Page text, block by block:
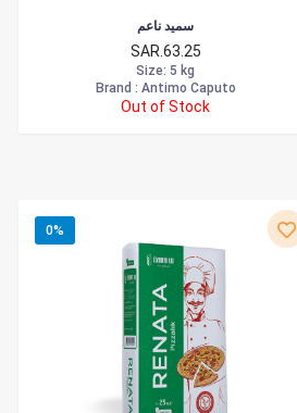
سميد ناعم
SAR.63.25
Size: 5 kg
Brand : Antimo Caputo
Out of Stock
0%